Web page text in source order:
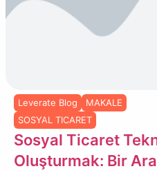
Leverate Blog
MAKALE
SOSYAL TICARET
Sosyal Ticaret
Oluşturmak: Bir